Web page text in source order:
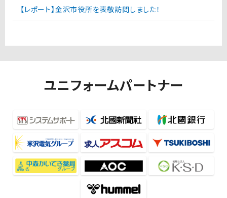
【レポート】金沢市役所を表敬訪問しました！
ユニフォームパートナー